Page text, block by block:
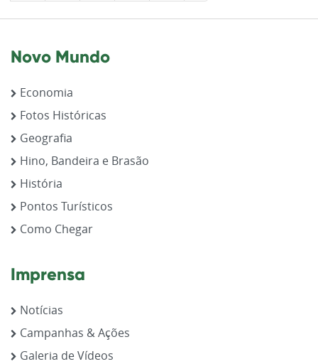
Novo Mundo
Economia
Fotos Históricas
Geografia
Hino, Bandeira e Brasão
História
Pontos Turísticos
Como Chegar
Imprensa
Notícias
Campanhas & Ações
Galeria de Vídeos